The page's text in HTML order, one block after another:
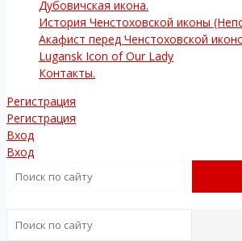
Дубовичская икона.
История Ченстоховской иконы
Акафист перед Ченстоховской
Lugansk Icon of Our Lady
Контакты.
Регистрация
Регистрация
Вход
Вход